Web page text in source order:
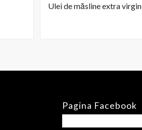
Ulei de măsline extra virgin
Pagina Facebook